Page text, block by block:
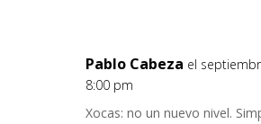
Pablo Cabeza el
8:00 pm
Xocas: no un nuevo nivel.